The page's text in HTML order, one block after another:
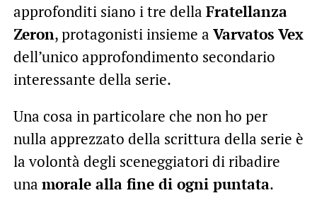
approfonditi siano i tre della Fratellanza
Zeron, protagonisti insieme a Varvatos Vex
dell’unico approfondimento secondario
interessante della serie.
Una cosa in particolare che non ho per
nulla apprezzato della scrittura della serie è
la volontà degli sceneggiatori di ribadire
una morale alla fine di ogni puntata.